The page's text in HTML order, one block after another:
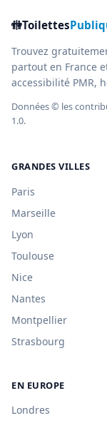
🚻Toilettes
Trouvez
partout en France
accessibilité PMR,
Données © les
1.0.
GRANDES VILLES
Paris
Marseille
Lyon
Toulouse
Nice
Nantes
Montpellier
Strasbourg
EN EUROPE
Londres